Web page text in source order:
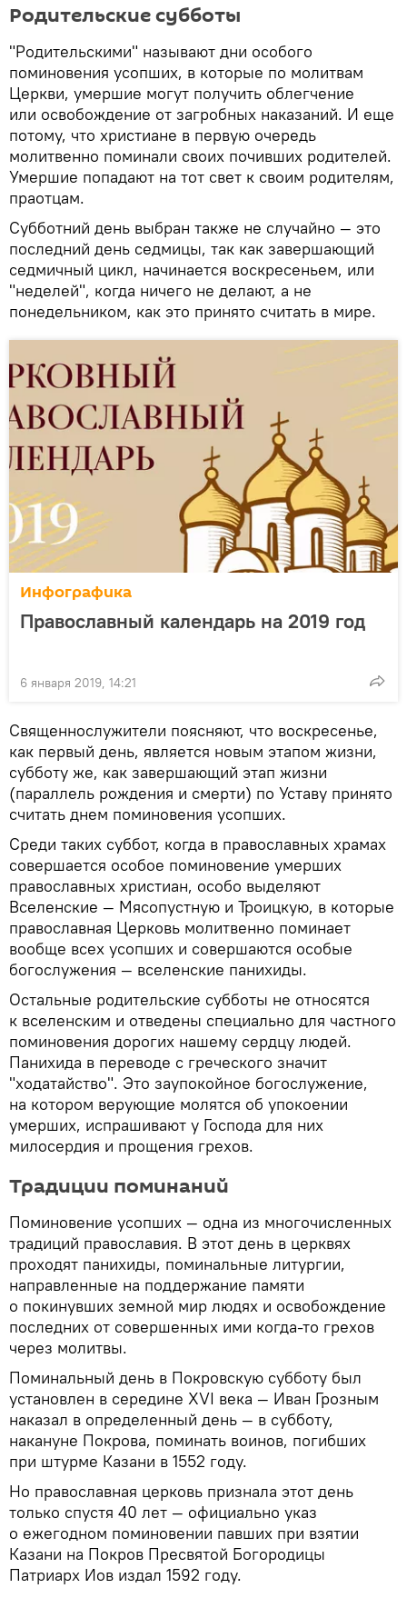
Родительские субботы
"Родительскими" называют дни особого
поминовения усопших, в которые по молитвам
Церкви, умершие могут получить облегчение
или освобождение от загробных наказаний. И еще
потому, что христиане в первую очередь
молитвенно поминали своих почивших родителей.
Умершие попадают на тот свет к своим родителям,
праотцам.
Субботний день выбран также не случайно — это
последний день седмицы, так как завершающий
седмичный цикл, начинается воскресеньем, или
"неделей", когда ничего не делают, а не
понедельником, как это принято считать в мире.
Инфографика
Православный календарь на 2019 год
6 января 2019, 14:21
Священнослужители поясняют, что воскресенье,
как первый день, является новым этапом жизни,
субботу же, как завершающий этап жизни
(параллель рождения и смерти) по Уставу принято
считать днем поминовения усопших.
Среди таких суббот, когда в православных храмах
совершается особое поминовение умерших
православных христиан, особо выделяют
Вселенские — Мясопустную и Троицкую, в которые
православная Церковь молитвенно поминает
вообще всех усопших и совершаются особые
богослужения — вселенские панихиды.
Остальные родительские субботы не относятся
к вселенским и отведены специально для частного
поминовения дорогих нашему сердцу людей.
Панихида в переводе с греческого значит
"ходатайство". Это заупокойное богослужение,
на котором верующие молятся об упокоении
умерших, испрашивают у Господа для них
милосердия и прощения грехов.
Традиции поминаний
Поминовение усопших — одна из многочисленных
традиций православия. В этот день в церквях
проходят панихиды, поминальные литургии,
направленные на поддержание памяти
о покинувших земной мир людях и освобождение
последних от совершенных ими когда-то грехов
через молитвы.
Поминальный день в Покровскую субботу был
установлен в середине XVI века — Иван Грозным
наказал в определенный день — в субботу,
накануне Покрова, поминать воинов, погибших
при штурме Казани в 1552 году.
Но православная церковь признала этот день
только спустя 40 лет — официально указ
о ежегодном поминовении павших при взятии
Казани на Покров Пресвятой Богородицы
Патриарх Иов издал 1592 году.